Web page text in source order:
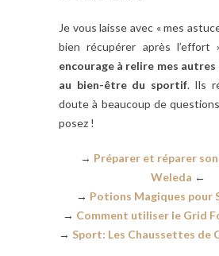
Je vous laisse avec « mes
bien récupérer après
encourage à relire mes
au bien-être du sportif. Ils
doute à beaucoup de
posez !
→ Préparer et réparer
Weleda ←
→ Potions Magiques pour
→ Comment utiliser le Grid
→ Sport: Les Chaussettes de